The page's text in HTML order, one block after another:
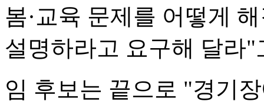
봄·교육 문제를 어떻게
설명하라고 요구해 달라"
임 후보는 끝으로 "경기